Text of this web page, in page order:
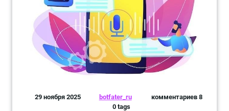
29 ноября 2025 botfater_ru
комментариев 8
0 tags